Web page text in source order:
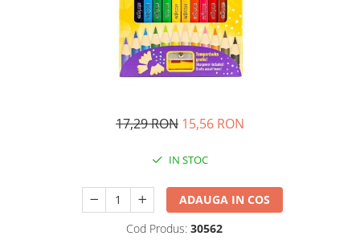
Vanzari si marketing
Atlase, dictionare si enciclopedii
Dictionare de limba romana
Invatamant primar
Invatarea limbilor straine
17,29 RON 15,56 RON
IN STOC
ADAUGA IN COS
Cod Produs: 30562